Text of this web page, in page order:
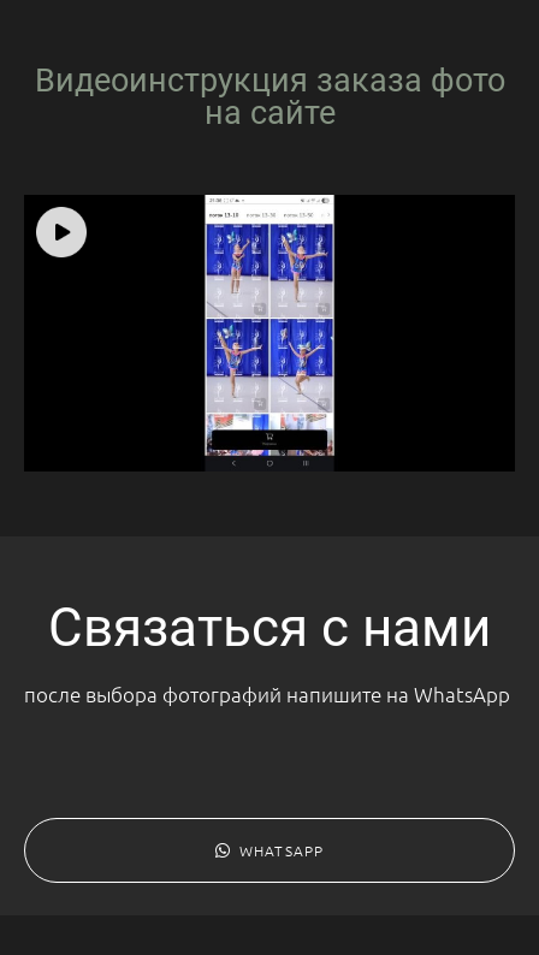
Видеоинструкция заказа фото
на сайте
Связаться с нами
после выбора фотографий напишите на WhatsApp
WHATSAPP